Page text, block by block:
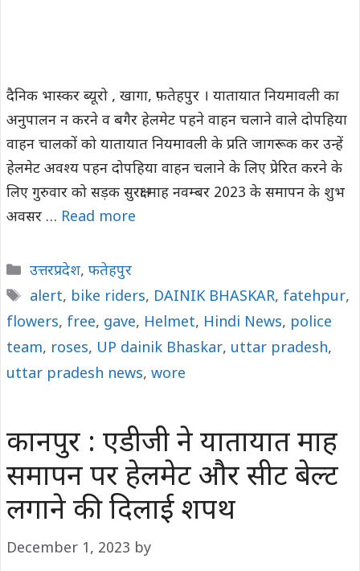
दैनिक भास्कर ब्यूरो , खागा, फ़तेहपुर । यातायात नियमावली का
अनुपालन न करने व बगैर हेलमेट पहने वाहन चलाने वाले दोपहिया
वाहन चालकों को यातायात नियमावली के प्रति जागरूक कर उन्हें
हेलमेट अवश्य पहन दोपहिया वाहन चलाने के लिए प्रेरित करने के
लिए गुरुवार को सड़क सुरक्षा माह नवम्बर 2023 के समापन के शुभ
अवसर … Read more
Categories
उत्तरप्रदेश, फतेहपुर
Tags
alert, bike riders, DAINIK BHASKAR, fatehpur,
flowers, free, gave, Helmet, Hindi News, police
team, roses, UP dainik Bhaskar, uttar pradesh,
uttar pradesh news, wore
कानपुर : एडीजी ने यातायात माह
समापन पर हेलमेट और सीट बेल्ट
लगाने की दिलाई शपथ
December 1, 2023 by